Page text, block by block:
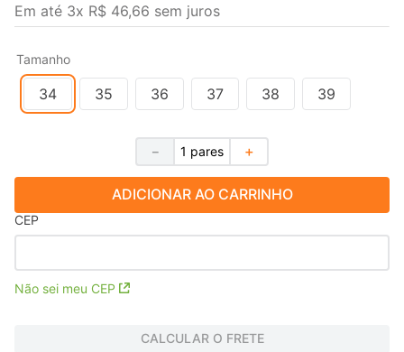
Em até 3x R$ 46,66 sem juros
Tamanho
34 35 36 37 38 39
＋
－
ADICIONAR AO CARRINHO
CEP
Não sei meu CEP
CALCULAR O FRETE